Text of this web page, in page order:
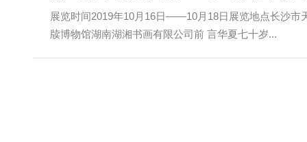
展览时间2019年10月16日——10月18日展览地点长沙市
牍博物馆湖南湖湘书画有限公司前 言华夏七十岁...